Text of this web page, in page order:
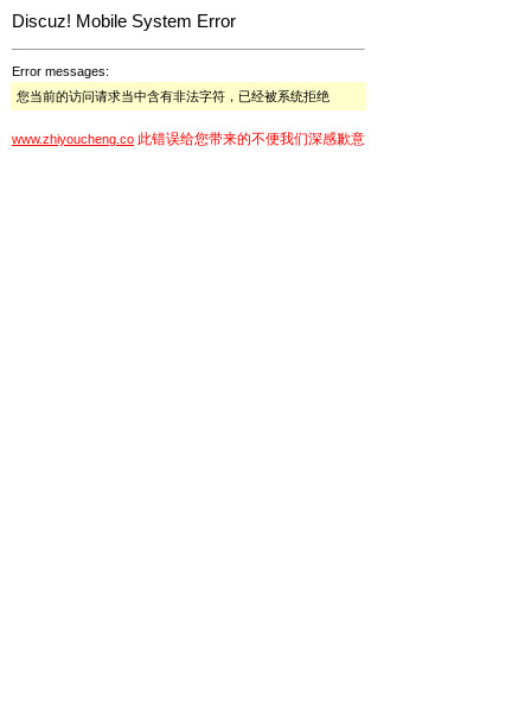
Discuz! Mobile System Error
Error messages:
您当前的访问请求当中含有非法字符，已经被系统拒绝
www.zhiyoucheng.co 此错误给您带来的不便我们深感歉意